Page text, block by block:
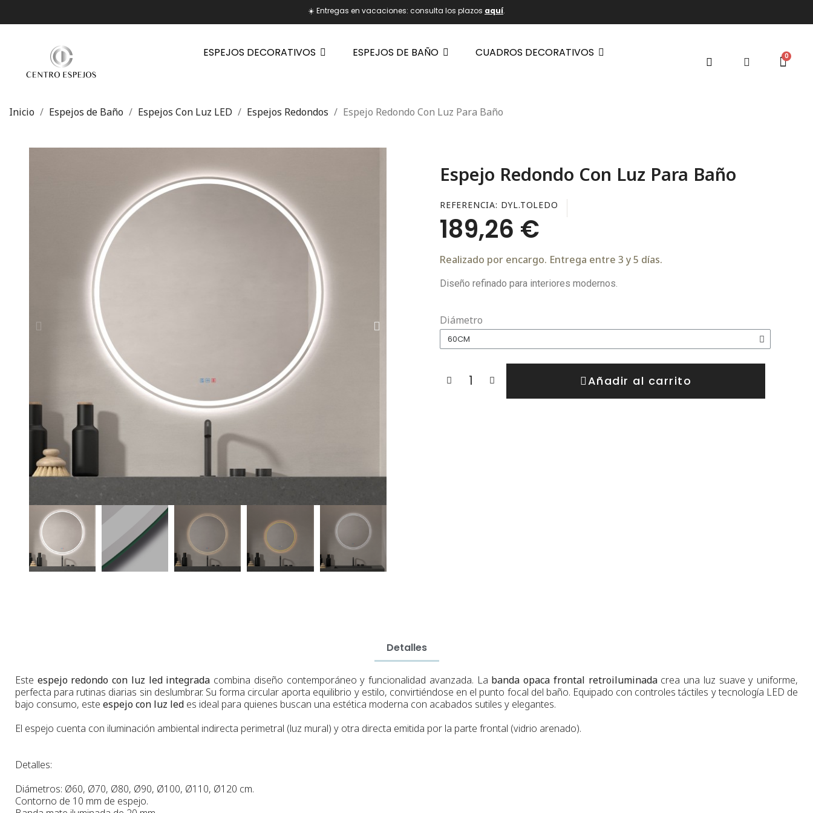
☀️ Entregas en vacaciones: consulta los plazos aquí.
ESPEJOS DECORATIVOS ESPEJOS DE BAÑO CUADROS DECORATIVOS
Inicio Espejos de Baño Espejos Con Luz LED Espejos Redondos Espejo Redondo Con Luz Para Baño
Espejo Redondo Con Luz Para Baño
REFERENCIA DYL.TOLEDO
189,26 €
Realizado por encargo. Entrega entre 3 y 5 días.
Diseño refinado para interiores modernos.
Diámetro
Añadir al carrito
Detalles
Este espejo redondo con luz led integrada combina diseño contemporáneo y funcionalidad avanzada. La banda opaca frontal retroiluminadacrea una luz suave y uniforme,
perfecta para rutinas diarias sin deslumbrar. Su forma circular aporta equilibrio y estilo, convirtiéndose en el punto focal del baño. Equipado con controles táctiles y tecnología LED de
bajo consumo, este espejo con luz led es ideal para quienes buscan una estética moderna con acabados sutiles y elegantes.
El espejo cuenta con iluminación ambiental indirecta perimetral (luz mural) y otra directa emitida por la parte frontal (vidrio arenado).
Detalles:
Diámetros: Ø60, Ø70, Ø80, Ø90, Ø100, Ø110, Ø120 cm.
Contorno de 10 mm de espejo.